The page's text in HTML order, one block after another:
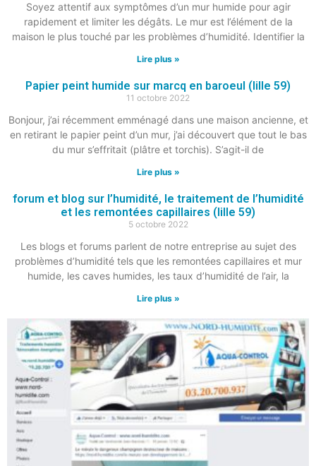
Soyez attentif aux symptômes d’un mur humide pour agir
rapidement et limiter les dégâts. Le mur est l’élément de la
maison le plus touché par les problèmes d’humidité. Identifier la
Lire plus »
Papier peint humide sur marcq en baroeul (lille 59)
11 octobre 2022
Bonjour, j’ai récemment emménagé dans une maison ancienne, et
en retirant le papier peint d’un mur, j’ai découvert que tout le bas
du mur s’effritait (plâtre et torchis). S’agit-il de
Lire plus »
forum et blog sur l’humidité, le traitement de l’humidité
et les remontées capillaires (lille 59)
5 octobre 2022
Les blogs et forums parlent de notre entreprise au sujet des
problèmes d’humidité tels que les remontées capillaires et mur
humide, les caves humides, les taux d’humidité de l’air, la
Lire plus »